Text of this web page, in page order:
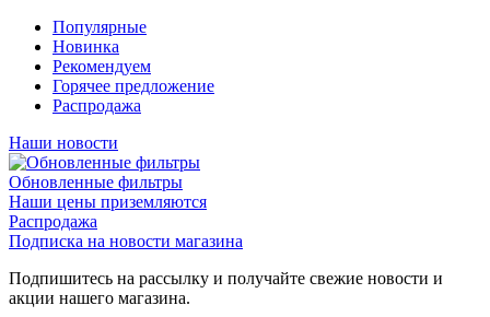
Популярные
Новинка
Рекомендуем
Горячее предложение
Распродажа
Наши новости
Обновленные фильтры
Наши цены приземляются
Распродажа
Подписка на новости магазина
Подпишитесь на рассылку и получайте свежие новости и
акции нашего магазина.